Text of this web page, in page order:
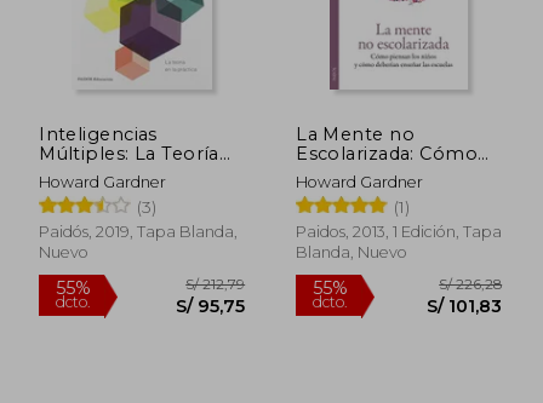
40%
dcto.
S/ 209,68 55%
dcto.
Inteligencias
Múltiples: La Teoría
en la Práctica
Howard Gardner
(3)
Paidós, 2019, Tapa Blanda,
Nuevo
La Mente no
Escolarizada: Cómo
Piensan los Niños y
Cómo Deberían
Enseñar las Escuelas
Howard Gardner
(1)
Paidos, 2013, 1 Edición, Tapa
Blanda, Nuevo